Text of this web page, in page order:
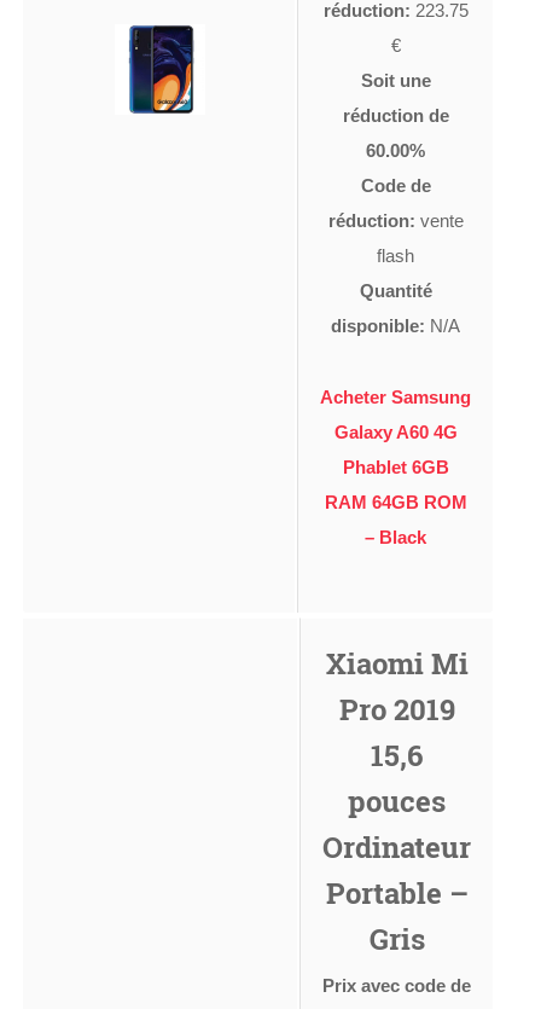
réduction: 223.75
€
Soit une
réduction de
60.00%
Code de
réduction: vente
flash
Quantité
disponible: N/A
Acheter Samsung
Galaxy A60 4G
Phablet 6GB
RAM 64GB ROM
– Black
Xiaomi Mi
Pro 2019
15,6
pouces
Ordinateur
Portable –
Gris
Prix avec code de